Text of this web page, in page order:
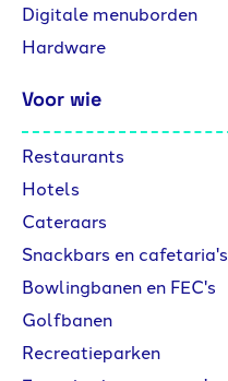
Digitale menuborden
Hardware
Voor wie
Restaurants
Hotels
Cateraars
Snackbars en cafetaria's
Bowlingbanen en FEC's
Golfbanen
Recreatieparken